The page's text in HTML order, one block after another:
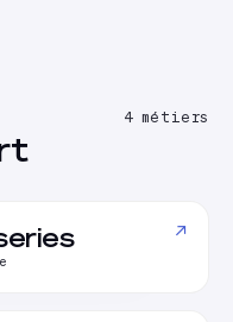
4 métiers
↗